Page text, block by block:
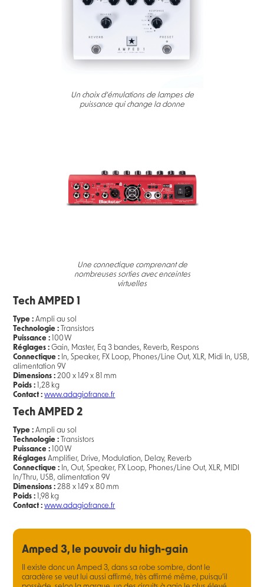
Un choix d’émulations de lampes de
puissance qui change la donne
Une connectique comprenant de
nombreuses sorties avec enceintes
virtuelles
Tech AMPED 1
Type :Ampli au sol
Technologie :
Transistors
Puissance : 100 W
Réglages :Gain, Master, Eq 3 bandes, Reverb, Respons
Connectique : In, Speaker, FX Loop, Phones/Line Out, XLR, Midi In, USB,
alimentation 9V
Dimensions :200 x 149 x 81 mm
Poids : 1,28 kg
Contact : www.adagiofrance.fr
Tech AMPED 2
Type : Ampli au sol
Technologie : Transistors
Puissance : 100 W
RéglagesAmplifier, Drive, Modulation, Delay, Reverb
Connectique : In, Out, Speaker, FX Loop, Phones/Line Out, XLR, MIDI
In/Thru, USB, alimentation 9V
Dimensions :288 x 149 x 80 mm
Poids : 1,98 kg
Contact :www.adagiofrance.fr
Amped 3, le pouvoir du high-gain
Il existe donc un Amped 3, dans sa robe sombre, dont le
caractère se veut lui aussi affirmé, très affirmé même, puisqu’il